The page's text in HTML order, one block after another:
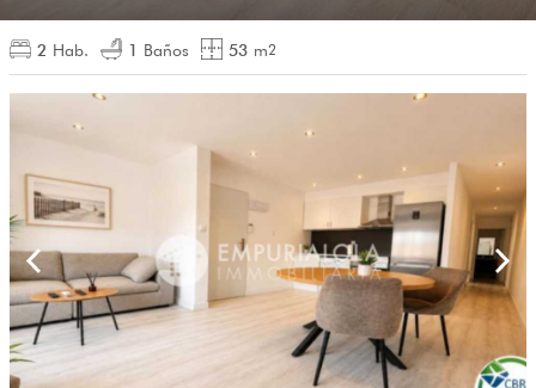
2 Hab. 1 Baños 53 m2